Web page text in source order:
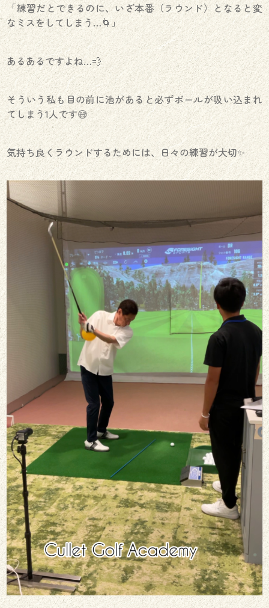
「練習だとできるのに、いざ本番（ラウンド）となると変
なミスをしてしまう…🌀」
あるあるですよね…💨
そういう私も目の前に池があると必ずボールが吸い込まれ
てしまう1人です😅
気持ち良くラウンドするためには、日々の練習が大切✨